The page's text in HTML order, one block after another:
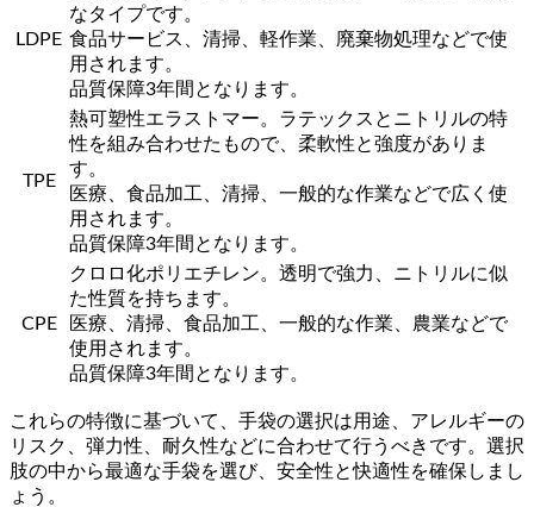
LDPE
なタイプです。
食品サービス、清掃、軽作業、廃棄物処理などで使
用されます。
品質保障3年間となります。
TPE
熱可塑性エラストマー。ラテックスとニトリルの特
性を組み合わせたもので、柔軟性と強度がありま
す。
医療、食品加工、清掃、一般的な作業などで広く使
用されます。
品質保障3年間となります。
CPE
クロロ化ポリエチレン。透明で強力、ニトリルに似
た性質を持ちます。
医療、清掃、食品加工、一般的な作業、農業などで
使用されます。
品質保障3年間となります。
これらの特徴に基づいて、手袋の選択は用途、アレルギーの
リスク、弾力性、耐久性などに合わせて行うべきです。選択
肢の中から最適な手袋を選び、安全性と快適性を確保しまし
ょう。